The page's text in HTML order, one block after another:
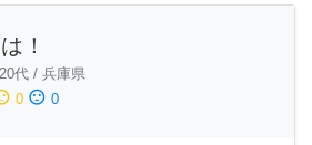
！
20代 / 兵庫県
0 sentiment_dissatisfied 0